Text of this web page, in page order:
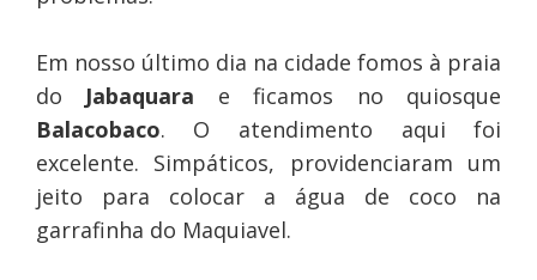
Em nosso último dia na cidade fomos à praia
do Jabaquara e ficamos no quiosque
Balacobaco. O atendimento aqui foi
excelente. Simpáticos, providenciaram um
jeito para colocar a água de coco na
garrafinha do Maquiavel.